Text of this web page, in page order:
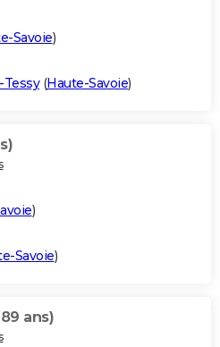
Savoie)
(Haute-Savoie)
)
Savoie)
ans)